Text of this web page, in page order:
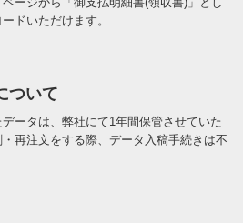
ドいただけます。
ついて
ータは、弊社にて1年間保管させていた
再注文をする際、データ入稿手続きは不